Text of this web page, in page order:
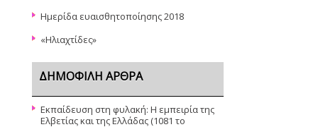
Ημερίδα ευαισθητοποίησης 2018
«Ηλιαχτίδες»
ΔΗΜΟΦΙΛΉ ΆΡΘΡΑ
Εκπαίδευση στη φυλακή: Η εμπειρία της
Ελβετίας και της Ελλάδας (1081 το